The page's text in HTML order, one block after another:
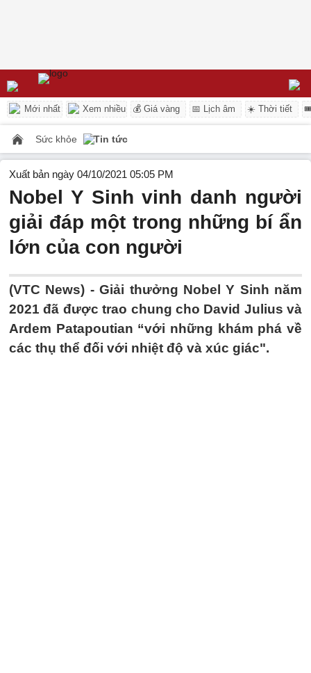
Mới nhất Xem nhiều 💰 Giá vàng 📅 Lịch âm ☀️ Thời tiết
Sức khỏe Tin tức
Xuất bản ngày 04/10/2021 05:05 PM
Nobel Y Sinh vinh danh người
giải đáp một trong những bí ẩn
lớn của con người
(VTC News) -Giải thưởng Nobel Y Sinh năm
2021 đã được trao chung cho David Julius và
Ardem Patapoutian “với những khám phá về
các thụ thể đối với nhiệt độ và xúc giác".